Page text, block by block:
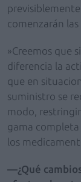
comenzarán las
»Creemos que
diferencia la
que en
suministro se
modo,
gama
los
—¿Qué